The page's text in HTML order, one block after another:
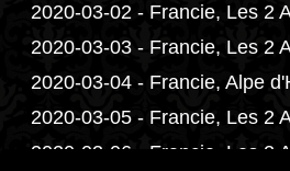
2020-03-02 - Francie, Les 2
2020-03-03 - Francie, Les 2
2020-03-04 - Francie, Alpe
2020-03-05 - Francie, Les 2
2020-03-06 - Francie, Les 2